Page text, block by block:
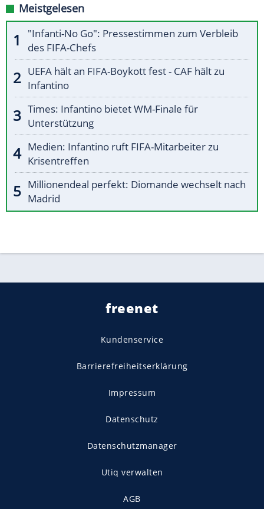
Meistgelesen
"Infanti-No Go": Pressestimmen zum Verbleib
des FIFA-Chefs
UEFA hält an FIFA-Boykott fest - CAF hält zu
Infantino
Times: Infantino bietet WM-Finale für
Unterstützung
Medien: Infantino ruft FIFA-Mitarbeiter zu
Krisentreffen
Millionendeal perfekt: Diomande wechselt nach
Madrid
freenet
Kundenservice
Barrierefreiheitserklärung
Impressum
Datenschutz
Datenschutzmanager
Utiq verwalten
AGB